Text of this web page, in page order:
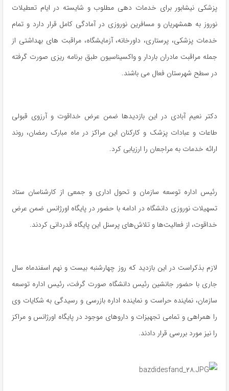
پزشکی نیشابور برای خدمات دهی مطلوب و شایسته در ایام تعطیلات
نوروز به همشهریان و مسافرین نوروزی در آمادگی کامل قرار دارد و تمام
خدمات پزشکی، پرستاری، داورخانه، آزمایشگاه، مراقبت های بهداشتی از
جمله مراقبت مادران باردار و واکسیناسیون طبق برنامه ریزی صورت گرفته
در سطح شهرستان فعال می باشند.
دکتر نعیم آبادی در این بازدیدها ضمن عرض خداقوت و آرزوی قبولی
طاعات و عبادات پزشک و کارکنان این مراکز در ماه مبارک رمضان، روند
ارائه خدمات به مراجعان را ارزیابی کرد.
رئیس اداره توسعه سازمان و تحول اداری و جمعی از کارشناسان ستاد
تسهیلات نوروزی دانشگاه در ادامه با حضور در پایگاه اورژانس ضمن عرض
خداقوت، از فعالیت‌ها و تلاش‌های پرسنل این پایگاه قدردانی کردند.
لازم بذکراست در این بازدید که روز چهارشنبه بیست و نهم اسفندماه سال
جاری با حضور جانشین رئیس دانشگاه صورت گرفت، رئیس اداره توسعه
سازمان، نماینده حراست و نماینده اداره بازرسی و رسیدگی به شکایات وی
را همراهی و تمامی تجهیزات و داروهای موجود در پایگاه‌ اورژانس و مراکز
را نیز مورد بررسی قرار دادند.